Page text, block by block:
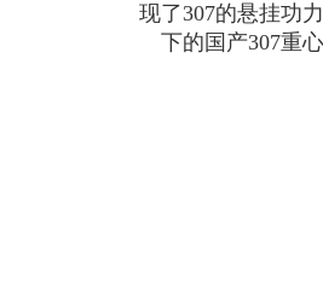
现了307的悬挂功
下的国产307重